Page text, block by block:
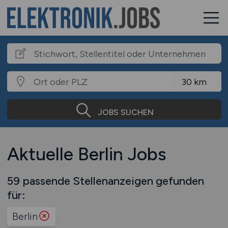
JOBS SUCHEN
Aktuelle Berlin Jobs
59 passende Stellenanzeigen gefunden
für:
Berlin